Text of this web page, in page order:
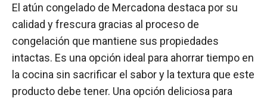
El atún congelado de Mercadona destaca por su
calidad y frescura gracias al proceso de
congelación que mantiene sus propiedades
intactas. Es una opción ideal para ahorrar tiempo en
la cocina sin sacrificar el sabor y la textura que este
producto debe tener. Una opción deliciosa para